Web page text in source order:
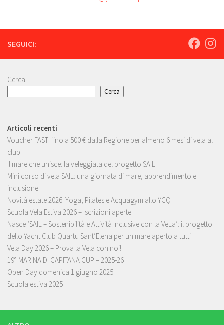
SEGUICI:
Cerca
Cerca
Articoli recenti
Voucher FAST: fino a 500 € dalla Regione per almeno 6 mesi di vela al
club
Il mare che unisce: la veleggiata del progetto SAIL
Mini corso di vela SAIL: una giornata di mare, apprendimento e
inclusione
Novità estate 2026: Yoga, Pilates e Acquagym allo YCQ
Scuola Vela Estiva 2026 – Iscrizioni aperte
Nasce ‘SAIL – Sostenibilità e Attività Inclusive con la VeLa’: il progetto
dello Yacht Club Quartu Sant’Elena per un mare aperto a tutti
Vela Day 2026 – Prova la Vela con noi!
19° MARINA DI CAPITANA CUP – 2025-26
Open Day domenica 1 giugno 2025
Scuola estiva 2025